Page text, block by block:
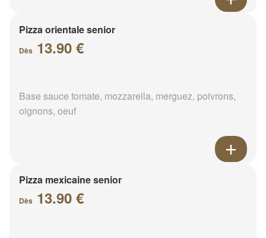
Pizza orientale senior
Dès 13.90 €
Base sauce tomate, mozzarella, merguez, poivrons,
oignons, oeuf
Pizza mexicaine senior
Dès 13.90 €